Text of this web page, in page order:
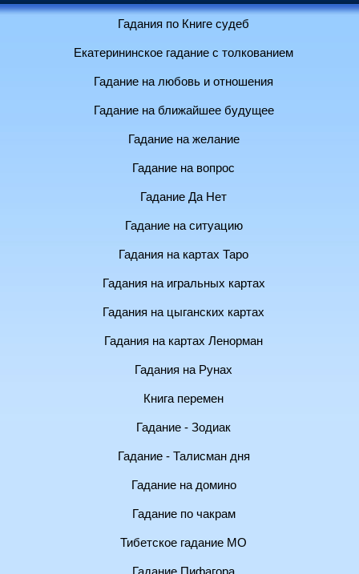
Гадания по Книге судеб
Екатерининское гадание с толкованием
Гадание на любовь и отношения
Гадание на ближайшее будущее
Гадание на желание
Гадание на вопрос
Гадание Да Нет
Гадание на ситуацию
Гадания на картах Таро
Гадания на игральных картах
Гадания на цыганских картах
Гадания на картах Ленорман
Гадания на Рунах
Книга перемен
Гадание - Зодиак
Гадание - Талисман дня
Гадание на домино
Гадание по чакрам
Тибетское гадание МО